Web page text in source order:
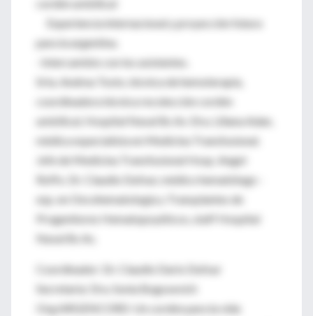
cordón umbilical
Experiencia internacional y proyección futura
para la argentina.
· Intercambio con los asistentes.
Srta. Andrea Tosto, técnica de hemoterapia,
coordinadora técnica recolección cordón
umbilical, Hospital Naval Bs As-Dra. Liliana Adan,
médica especialista en Medicina Transfusional.
Jefe de Medicina Transfusional Hosp. Angel
Roffo. Dr. Claudio Dufour, médico hematólogo -
esp. en Oncohematología y Transplantes de
Progenitores Hematopoyéticos, staff Hospital
Naval Bs As.
Coordinador: Dr. Claudio Darío Dufour
Secretaria: Dra. Sonia Bogosevich
Org:ARGENCORD-Un cordón para la vida